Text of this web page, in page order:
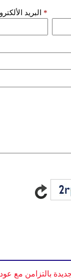
البريد *
بالتزامن مع